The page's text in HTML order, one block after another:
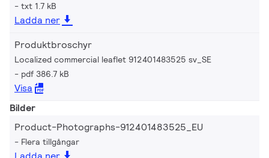
txt 1.7 kB
Ladda ner
Produktbroschyr
Localized commercial leaflet 912401483525 sv_SE
pdf 386.7 kB
Visa
Bilder
Product-Photographs-912401483525_EU
Flera tillgångar